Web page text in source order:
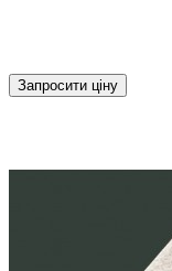
Запросити ціну